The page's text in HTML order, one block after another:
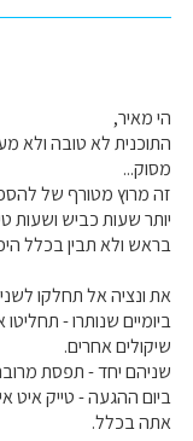
הי מאיר,
התוכנית לא טובה ולא
מסוק...
זה מרוץ מטורף של
יותר שעות כביש ושעות
בראש ולא תבין בכלל
את ונציה אל תחלקו
ביומיים שנותרו -
שיקולים אחרים.
שניהם יחד - תפסת
ביום ההגעה - טייק איט
אתה בכלל.